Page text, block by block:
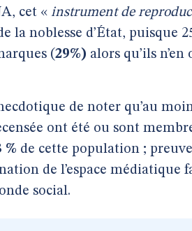
cet « instrument de
la noblesse d’État, puisque
(29%) alors qu’ils
de noter qu’au
ont été ou sont
% de cette population ;
de l’espace
social.